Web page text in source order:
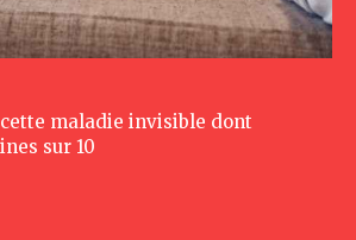
cette maladie invisible dont
sur 10